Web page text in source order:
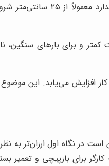
ضخامت کمتر و برای بارهای سنگین،
افزایش می‌یابد. این موضوع
در نگاه اول ارزان‌تر به نظر
برای بازپیچی و تعمیر